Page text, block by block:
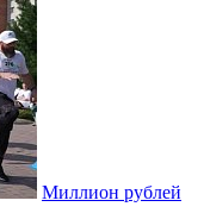
Миллион рублей